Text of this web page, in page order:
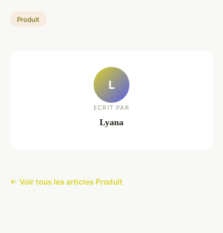
Produit
L
ECRIT PAR
Lyana
← Voir tous les articles Produit